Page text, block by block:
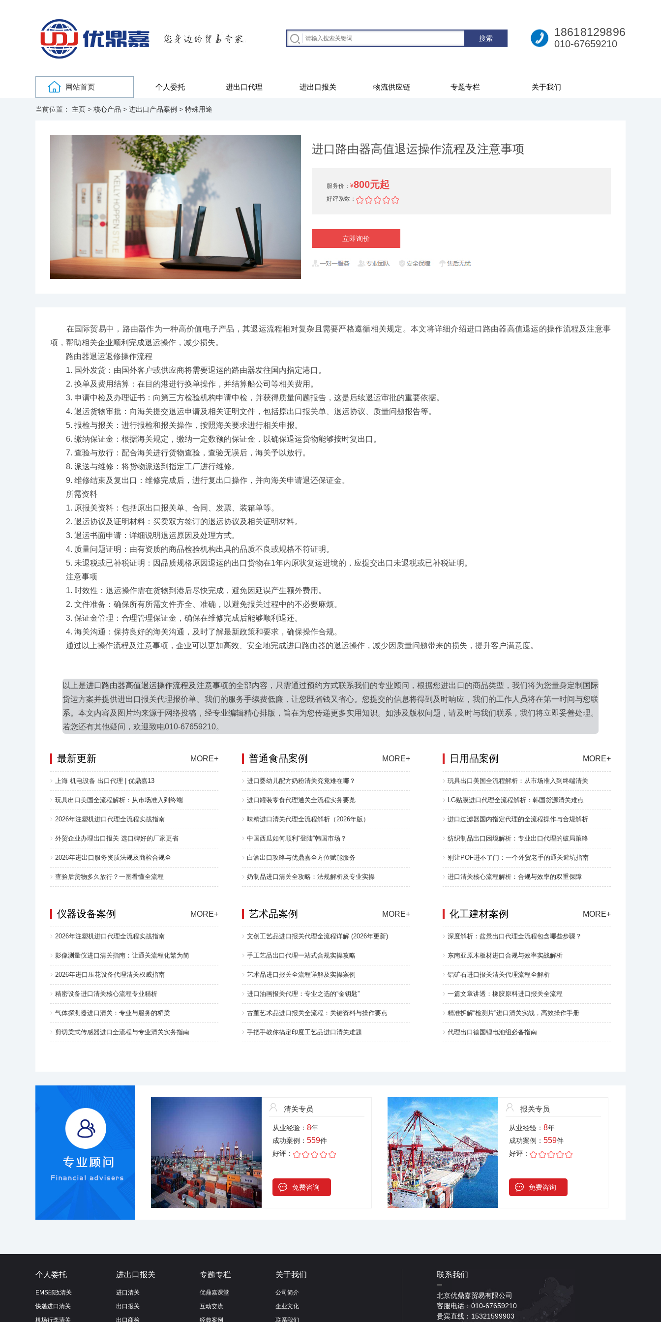
18618129896
010-67659210
网站首页 个人委托 进出口代理 进出口报关 物流供应链 专题专栏 关于我们
当前位置： 主页 > 核心产品 > 进出口产品案例 > 特殊用途
进口路由器高值退运操作流程及注意事项
服务价： ¥800元起
好评系数：
立即询价
在国际贸易中，路由器作为一种高价值电子产品，其退运流程相对复杂且需要严格遵循相关规定。本文将详细介绍进口路由器高值退运的操作流程及注意事
项，帮助相关企业顺利完成退运操作，减少损失。
路由器退运返修操作流程
1. 国外发货：由国外客户或供应商将需要退运的路由器发往国内指定港口。
2. 换单及费用结算：在目的港进行换单操作，并结算船公司等相关费用。
3. 申请中检及办理证书：向第三方检验机构申请中检，并获得质量问题报告，这是后续退运审批的重要依据。
4. 退运货物审批：向海关提交退运申请及相关证明文件，包括原出口报关单、退运协议、质量问题报告等。
5. 报检与报关：进行报检和报关操作，按照海关要求进行相关申报。
6. 缴纳保证金：根据海关规定，缴纳一定数额的保证金，以确保退运货物能够按时复出口。
7. 查验与放行：配合海关进行货物查验，查验无误后，海关予以放行。
8. 派送与维修：将货物派送到指定工厂进行维修。
9. 维修结束及复出口：维修完成后，进行复出口操作，并向海关申请退还保证金。
所需资料
1. 原报关资料：包括原出口报关单、合同、发票、装箱单等。
2. 退运协议及证明材料：买卖双方签订的退运协议及相关证明材料。
3. 退运书面申请：详细说明退运原因及处理方式。
4. 质量问题证明：由有资质的商品检验机构出具的品质不良或规格不符证明。
5. 未退税或已补税证明：因品质规格原因退运的出口货物在1年内原状复运进境的，应提交出口未退税或已补税证明。
注意事项
1. 时效性：退运操作需在货物到港后尽快完成，避免因延误产生额外费用。
2. 文件准备：确保所有所需文件齐全、准确，以避免报关过程中的不必要麻烦。
3. 保证金管理：合理管理保证金，确保在维修完成后能够顺利退还。
4. 海关沟通：保持良好的海关沟通，及时了解最新政策和要求，确保操作合规。
通过以上操作流程及注意事项，企业可以更加高效、安全地完成进口路由器的退运操作，减少因质量问题带来的损失，提升客户满意度。
以上是进口路由器高值退运操作流程及注意事项的全部内容，只需通过预约方式联系我们的专业顾问，根据您进出口的商品类型，我们将为您量身定制国际
货运方案并提供进出口报关代理报价单。我们的服务手续费低廉，让您既省钱又省心。您提交的信息将得到及时响应，我们的工作人员将在第一时间与您联
系。本文内容及图片均来源于网络投稿，经专业编辑精心排版，旨在为您传递更多实用知识。如涉及版权问题，请及时与我们联系，我们将立即妥善处理。
若您还有其他疑问，欢迎致电010-67659210。
最新更新 MORE+
上海 机电设备 出口代理 | 优鼎嘉13
玩具出口美国全流程解析：从市场准入到终端
2026年注塑机进口代理全流程实战指南
外贸企业办理出口报关 选口碑好的厂家更省
2026年进出口服务资质法规及商检合规全
查验后货物多久放行？一图看懂全流程
日用品案例 MORE+
玩具出口美国全流程解析：从市场准入到终端清关
LG贴膜进口代理全流程解析：韩国货源清关难点
进口过滤器国内指定代理的全流程操作与合规解析
纺织制品出口困境解析：专业出口代理的破局策略
别让POF进不了门：一个外贸老手的通关避坑指南
进口清关核心流程解析：合规与效率的双重保障
普通食品案例 MORE+
进口婴幼儿配方奶粉清关究竟难在哪？
进口罐装零食代理通关全流程实务要览
味精进口清关代理全流程解析（2026年版）
中国西瓜如何顺利“登陆”韩国市场？
白酒出口攻略与优鼎嘉全方位赋能服务
奶制品进口清关全攻略：法规解析及专业实操
仪器设备案例 MORE+
2026年注塑机进口代理全流程实战指南
影像测量仪进口清关指南：让通关流程化繁为简
2026年进口压花设备代理清关权威指南
精密设备进口清关核心流程专业精析
气体探测器进口清关：专业与服务的桥梁
剪切梁式传感器进口全流程与专业清关实务指南
化工建材案例 MORE+
深度解析：盆景出口代理全流程包含哪些步骤？
东南亚原木板材进口合规与效率实战解析
铝矿石进口报关清关代理流程全解析
一篇文章讲透：橡胶原料进口报关全流程
精准拆解“检测片”进口清关实战，高效操作手册
代理出口德国锂电池组必备指南
艺术品案例 MORE+
文创工艺品进口报关代理全流程详解 (2026年更新)
手工艺品出口代理一站式合规实操攻略
艺术品进口报关全流程详解及实操案例
进口油画报关代理：专业之选的“金钥匙”
古董艺术品进口报关全流程：关键资料与操作要点
手把手教你搞定印度工艺品进口清关难题
清关专员
从业经验： 8年
成功案例： 559件
好评：
免费咨询
报关专员
从业经验： 8年
成功案例： 559件
好评：
免费咨询
个人委托
EMS邮政清关
快递进口清关
机场行李清关
进出口报关
进口清关
出口报关
出口商检
专题专栏
优鼎嘉课堂
互动交流
经典案例
关于我们
公司简介
企业文化
联系我们
联系我们
北京优鼎嘉贸易有限公司
客服电话：010-67659210
贵宾直线：15321599903